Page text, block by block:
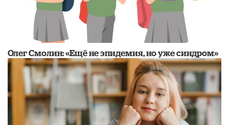
​Олег Смолин: «Ещё не эпидемия, но уже синдром»